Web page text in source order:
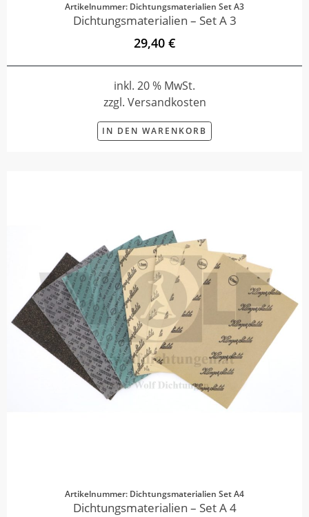
Artikelnummer: Dichtungsmaterialien Set A3
Dichtungsmaterialien – Set A 3
29,40 €
inkl. 20 % MwSt.
zzgl. Versandkosten
IN DEN WARENKORB
Artikelnummer: Dichtungsmaterialien Set A4
Dichtungsmaterialien – Set A 4